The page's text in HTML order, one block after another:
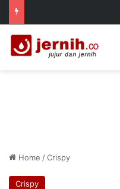
Home /Crispy
Crispy